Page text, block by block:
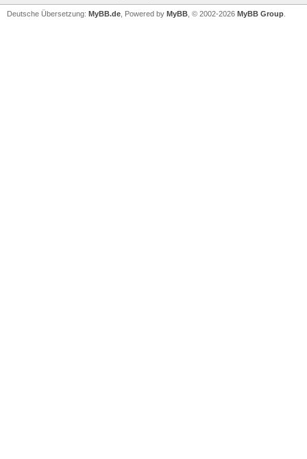
Deutsche Übersetzung: MyBB.de , Powered by MyBB , © 2002-2026 MyBB Group